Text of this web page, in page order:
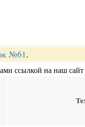
№61.
ссылкой на наш сайт